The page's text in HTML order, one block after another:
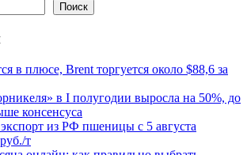
Поиск
в плюсе, Brent торгуется около $88,6 за
в I полугодии выросла на 50%, до
консенсуса
из РФ пшеницы с 5 августа
т